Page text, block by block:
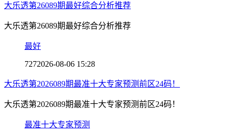
大乐透第26089期最好综合分析推荐
大乐透第26089期最好综合分析推荐
最好
7272026-08-06 15:28
大乐透第2026089期最准十大专家预测前区24码！
大乐透第2026089期最准十大专家预测前区24码！
最准十大专家预测